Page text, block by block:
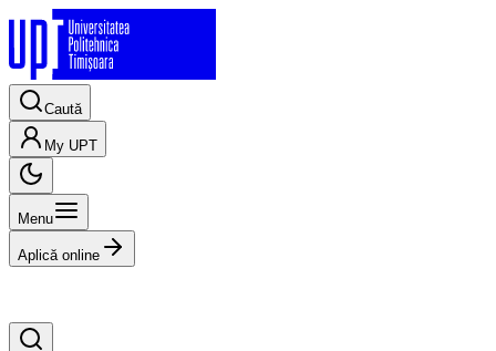
Caută
My UPT
Menu
Aplică online